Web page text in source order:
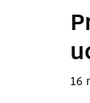
16